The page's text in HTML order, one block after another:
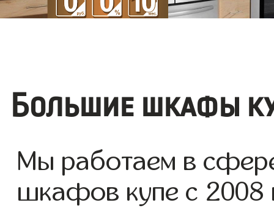
Большие шкафы
Мы работаем в
шкафов купе с 2008